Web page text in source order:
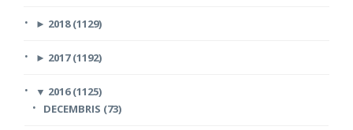
► 2018 (1129)
► 2017 (1192)
▼ 2016 (1125)
DECEMBRIS (73)